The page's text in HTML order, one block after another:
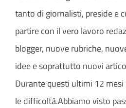
tanto di giornalisti, preside e
partire con il vero lavoro
blogger, nuove rubriche,
idee e soprattutto nuovi
Durante questi ultimi 12
le difficoltà.Abbiamo visto